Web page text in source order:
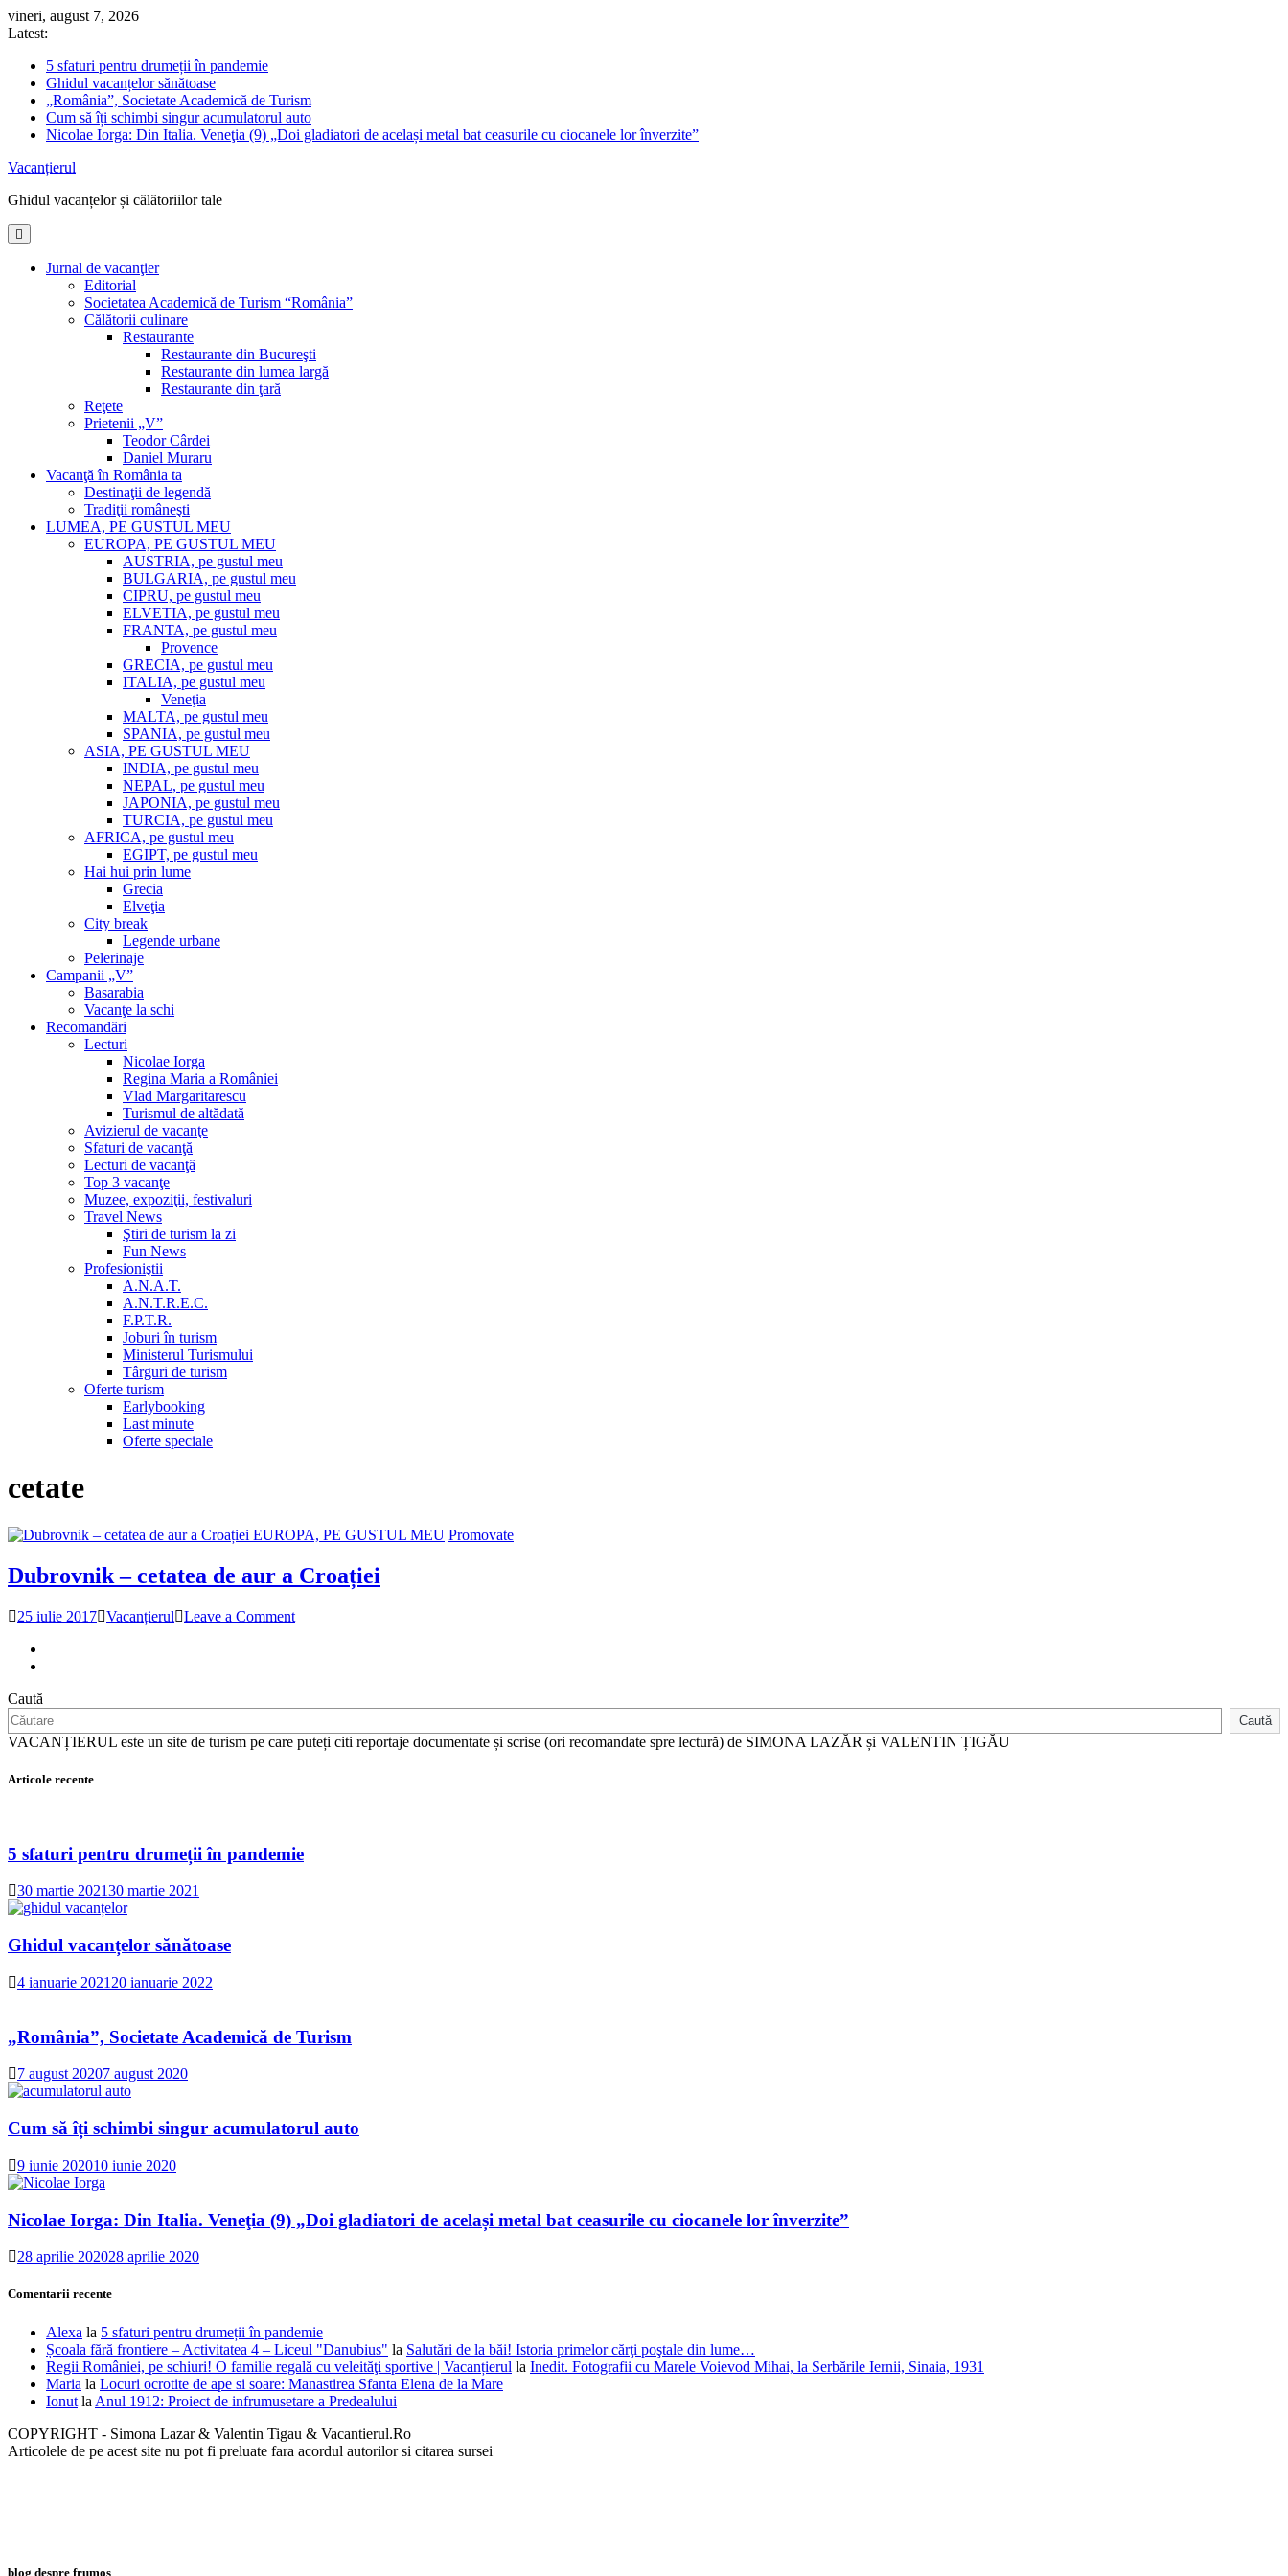
Skip
to
vineri, august 7, 2026
Latest:
5 sfaturi pentru drumeții în pandemie
Ghidul vacanțelor sănătoase
„România”, Societate Academică de Turism
Cum să îți schimbi singur acumulatorul auto
Nicolae Iorga: Din Italia. Veneţia (9) „Doi gladiatori de același metal bat ceasurile cu ciocanele lor înverzite”
Vacanțierul
Ghidul vacanțelor și călătoriilor tale
Jurnal de vacanţier
Editorial
Societatea Academică de Turism “România”
Călătorii culinare
Restaurante
Restaurante din Bucureşti
Restaurante din lumea largă
Restaurante din ţară
Reţete
Prietenii „V”
Teodor Cârdei
Daniel Muraru
Vacanţă în România ta
Destinaţii de legendă
Tradiţii româneşti
LUMEA, PE GUSTUL MEU
EUROPA, PE GUSTUL MEU
AUSTRIA, pe gustul meu
BULGARIA, pe gustul meu
CIPRU, pe gustul meu
ELVETIA, pe gustul meu
FRANTA, pe gustul meu
Provence
GRECIA, pe gustul meu
ITALIA, pe gustul meu
Veneţia
MALTA, pe gustul meu
SPANIA, pe gustul meu
ASIA, PE GUSTUL MEU
INDIA, pe gustul meu
NEPAL, pe gustul meu
JAPONIA, pe gustul meu
TURCIA, pe gustul meu
AFRICA, pe gustul meu
EGIPT, pe gustul meu
Hai hui prin lume
Grecia
Elveţia
City break
Legende urbane
Pelerinaje
Campanii „V”
Basarabia
Vacanţe la schi
Recomandări
Lecturi
Nicolae Iorga
Regina Maria a României
Vlad Margaritarescu
Turismul de altădată
Avizierul de vacanţe
Sfaturi de vacanţă
Lecturi de vacanţă
Top 3 vacanţe
Muzee, expoziţii, festivaluri
Travel News
Ştiri de turism la zi
Fun News
Profesioniştii
A.N.A.T.
A.N.T.R.E.C.
F.P.T.R.
Joburi în turism
Ministerul Turismului
Târguri de turism
Oferte turism
Earlybooking
Last minute
Oferte speciale
cetate
EUROPA, PE GUSTUL MEU Promovate
Dubrovnik – cetatea de aur a Croației
25 iulie 2017 Vacanțierul Leave a Commenton
Croației
Caută
Caută
VACANȚIERUL este un site de turism pe care puteți citi reportaje documentate și scrise (ori recomandate spre lectură) de SIMONA LAZĂR și VALENTIN ȚIGĂU
Articole recente
5 sfaturi pentru drumeții în pandemie
30 martie 202130 martie 2021
Ghidul vacanțelor sănătoase
4 ianuarie 2021 20 ianuarie 2022
„România”, Societate Academică de Turism
7 august 20207 august 2020
Cum să îți schimbi singur acumulatorul auto
9 iunie 202010 iunie 2020
Nicolae Iorga: Din Italia. Veneţia (9) „Doi gladiatori de același metal bat ceasurile cu ciocanele lor înverzite”
28 aprilie 202028 aprilie 2020
Comentarii recente
Alexa la 5 sfaturi pentru drumeții în pandemie
Școala fără frontiere – Activitatea 4 – Liceul "Danubius" la Salutări de la băi! Istoria primelor cărţi poştale din lume…
Regii României, pe schiuri! O familie regală cu veleităţi sportive | Vacanțierul la Inedit. Fotografii cu Marele Voievod Mihai, la Serbările Iernii, Sinaia, 1931
Maria la Locuri ocrotite de ape si soare: Manastirea Sfanta Elena de la Mare
Ionut la Anul 1912: Proiect de infrumusetare a Predealului
COPYRIGHT - Simona Lazar & Valentin Tigau & Vacantierul.Ro
Articolele de pe acest site nu pot fi preluate fara acordul autorilor si citarea sursei
blog despre frumos